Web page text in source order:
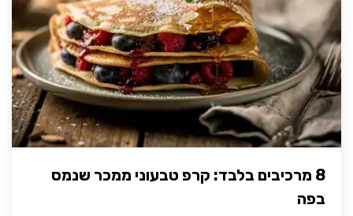
8 מרכיבים בלבד: קרפ טבעוני ממכר שנמס
בפה